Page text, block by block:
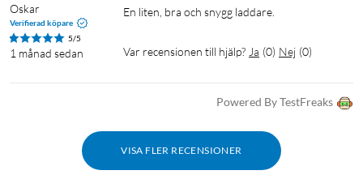
Oskar
Verifierad köpare
5/5
1 månad sedan
En liten, bra och snygg laddare.
Var recensionen till hjälp? Ja (0) Nej (0)
Powered By TestFreaks
VISA FLER RECENSIONER